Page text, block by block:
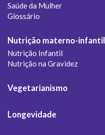
Saúde da Mulher
Glossário
Nutrição materno-infantil
Nutrição Infantil
Nutrição na Gravidez
Vegetarianismo
Longevidade